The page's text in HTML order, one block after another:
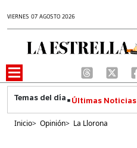
VIERNES 07 AGOSTO 2026
Últimas Noticias
Inicio> Opinión> La Llorona